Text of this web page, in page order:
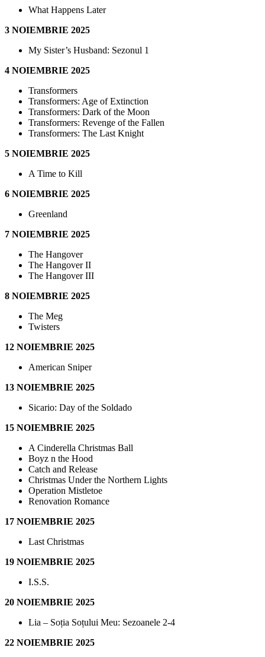
What Happens Later
3 NOIEMBRIE 2025
My Sister’s Husband: Sezonul 1
4 NOIEMBRIE 2025
Transformers
Transformers: Age of Extinction
Transformers: Dark of the Moon
Transformers: Revenge of the Fallen
Transformers: The Last Knight
5 NOIEMBRIE 2025
A Time to Kill
6 NOIEMBRIE 2025
Greenland
7 NOIEMBRIE 2025
The Hangover
The Hangover II
The Hangover III
8 NOIEMBRIE 2025
The Meg
Twisters
12 NOIEMBRIE 2025
American Sniper
13 NOIEMBRIE 2025
Sicario: Day of the Soldado
15 NOIEMBRIE 2025
A Cinderella Christmas Ball
Boyz n the Hood
Catch and Release
Christmas Under the Northern Lights
Operation Mistletoe
Renovation Romance
17 NOIEMBRIE 2025
Last Christmas
19 NOIEMBRIE 2025
I.S.S.
20 NOIEMBRIE 2025
Lia – Soția Soțului Meu: Sezoanele 2-4
22 NOIEMBRIE 2025